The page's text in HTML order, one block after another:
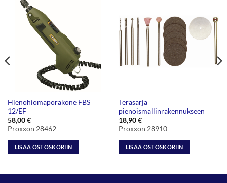
Hienohiomaporakone FBS
12/EF
58,00€
Proxxon 28462
LISÄÄ OSTOSKORIIN
Teräsarja
pienoismallinrakennukseen
18,90€
Proxxon 28910
LISÄÄ OSTOSKORIIN